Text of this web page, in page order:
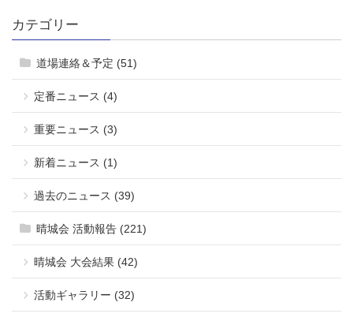
カテゴリー
道場連絡＆予定 (51)
定番ニュース (4)
重要ニュース (3)
新着ニュース (1)
過去のニュース (39)
晴城会 活動報告 (221)
晴城会 大会結果 (42)
活動ギャラリー (32)